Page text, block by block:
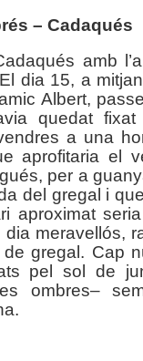
– Cadaqués
amb
dia 15, a
Albert,
quedat fixat
a una
aprofitaria el
per a
del gregal i
aproximat
dia meravellós,
gregal. Cap
pel sol de
ombres–